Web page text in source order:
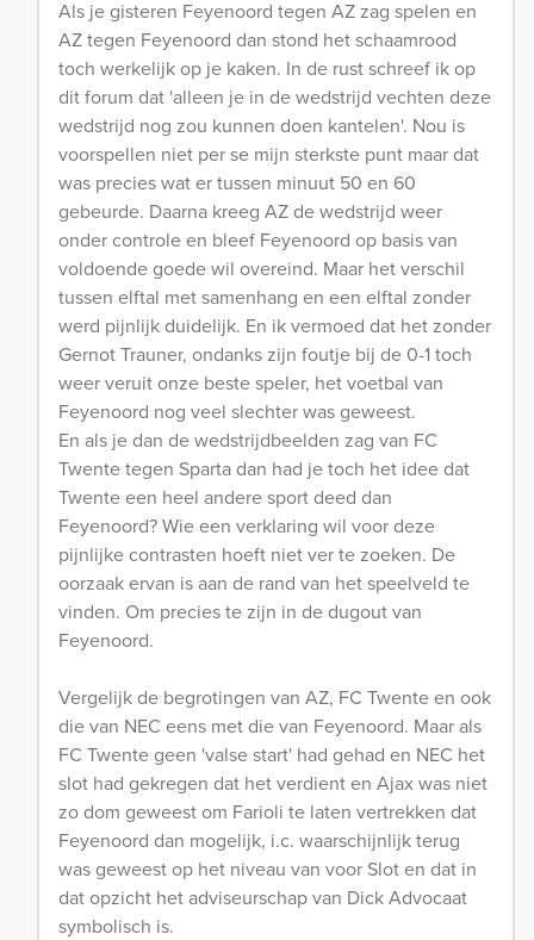
Als je gisteren Feyenoord tegen AZ zag spelen en
AZ tegen Feyenoord dan stond het schaamrood
toch werkelijk op je kaken. In de rust schreef ik op
dit forum dat 'alleen je in de wedstrijd vechten deze
wedstrijd nog zou kunnen doen kantelen'. Nou is
voorspellen niet per se mijn sterkste punt maar dat
was precies wat er tussen minuut 50 en 60
gebeurde. Daarna kreeg AZ de wedstrijd weer
onder controle en bleef Feyenoord op basis van
voldoende goede wil overeind. Maar het verschil
tussen elftal met samenhang en een elftal zonder
werd pijnlijk duidelijk. En ik vermoed dat het zonder
Gernot Trauner, ondanks zijn foutje bij de 0-1 toch
weer veruit onze beste speler, het voetbal van
Feyenoord nog veel slechter was geweest.
En als je dan de wedstrijdbeelden zag van FC
Twente tegen Sparta dan had je toch het idee dat
Twente een heel andere sport deed dan
Feyenoord? Wie een verklaring wil voor deze
pijnlijke contrasten hoeft niet ver te zoeken. De
oorzaak ervan is aan de rand van het speelveld te
vinden. Om precies te zijn in de dugout van
Feyenoord.
Vergelijk de begrotingen van AZ, FC Twente en ook
die van NEC eens met die van Feyenoord. Maar als
FC Twente geen 'valse start' had gehad en NEC het
slot had gekregen dat het verdient en Ajax was niet
zo dom geweest om Farioli te laten vertrekken dat
Feyenoord dan mogelijk, i.c. waarschijnlijk terug
was geweest op het niveau van voor Slot en dat in
dat opzicht het adviseurschap van Dick Advocaat
symbolisch is.